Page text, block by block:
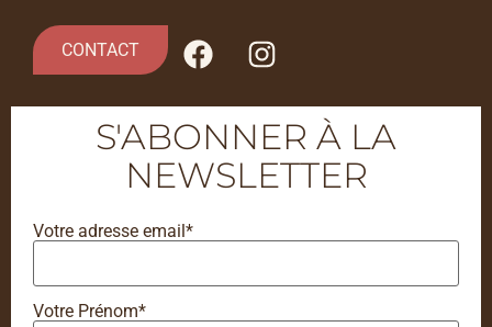
CONTACT
S'ABONNER À LA
NEWSLETTER
Votre adresse email*
Votre Prénom*